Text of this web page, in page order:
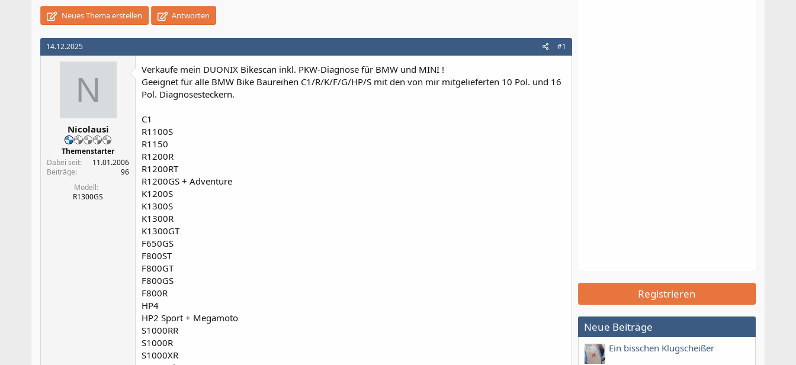
Neues Thema erstellen Antworten
14.12.2025 #1
N
Nicolausi
Themenstarter
Dabei seit
11.01.2006
Beiträge
96
Modell
R1300GS
Verkaufe mein DUONIX Bikescan inkl. PKW-Diagnose für BMW und MINI !
Geeignet für alle BMW Bike Baureihen C1/R/K/F/G/HP/S mit den von mir mitgelieferten 10 Pol. und 16
Pol. Diagnosesteckern.
C1
R1100S
R1150
R1200R
R1200RT
R1200GS + Adventure
K1200S
K1300S
K1300R
K1300GT
F650GS
F800ST
F800GT
F800GS
F800R
HP4
HP2 Sport + Megamoto
S1000RR
S1000R
S1000XR
Registrieren
Neue Beiträge
Ein bisschen Klugscheißer